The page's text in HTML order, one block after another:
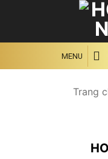
MENU
Trang